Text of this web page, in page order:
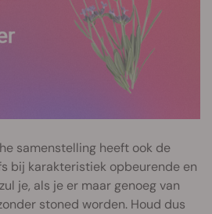
samenstelling heeft ook de
bij karakteristiek opbeurende en
je, als je er maar genoeg van
stoned worden. Houd dus